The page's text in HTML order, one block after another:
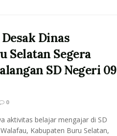
Dinas
Selatan Segera
SD Negeri 09
0
aktivitas belajar mengajar di SD
Kabupaten Buru Selatan,